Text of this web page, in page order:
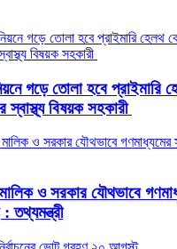
গড়ে তোলা হবে প্রাইমারি
স্বাস্থ্য বিষয়ক সহকারী
ও সরকার যৌথভাবে
তথ্যমন্ত্রী